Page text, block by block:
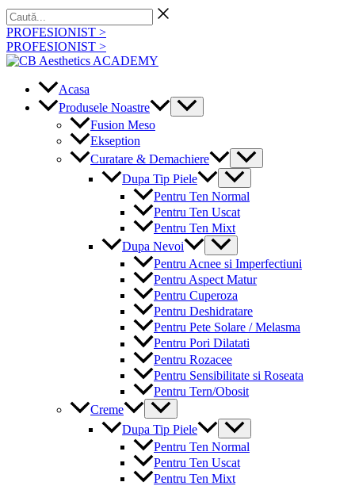
Skip
to
content
Caută...
PROFESIONIST >
PROFESIONIST >
Acasa
Produsele Noastre
Menu
Toggle
Fusion Meso
Ekseption
Curatare & Demachiere
Menu
Toggle
Dupa Tip Piele
Menu
Toggle
Pentru Ten Normal
Pentru Ten Uscat
Pentru Ten Mixt
Dupa Nevoi
Menu
Toggle
Pentru Acnee si Imperfectiuni
Pentru Aspect Matur
Pentru Cuperoza
Pentru Deshidratare
Pentru Pete Solare / Melasma
Pentru Pori Dilatati
Pentru Rozacee
Pentru Sensibilitate si Roseata
Pentru Tern/Obosit
Creme
Menu
Toggle
Dupa Tip Piele
Menu
Toggle
Pentru Ten Normal
Pentru Ten Uscat
Pentru Ten Mixt